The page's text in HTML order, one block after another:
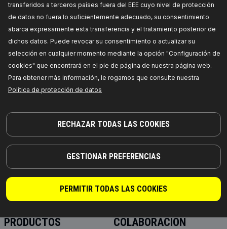
transferidos a terceros países fuera del EEE cuyo nivel de protección
de datos no fuera lo suficientemente adecuado, su consentimiento
abarca expresamente esta transferencia y el tratamiento posterior de
dichos datos. Puede revocar su consentimiento o actualizar su
selección en cualquier momento mediante la opción "Configuración de
cookies" que encontrará en el pie de página de nuestra página web.
Para obtener más información, le rogamos que consulte nuestra
Política de protección de datos
RECHAZAR TODAS LAS COOKIES
GESTIONAR PREFERENCIAS
PERMITIR TODAS LAS COOKIES
PRECIO PARA DISTRIBUIDORES
¡PIEZAS EN LAS QUE PUEDE CONFIAR!
© 2026 | RIDEX GMBH
JOSEF-ORLOPP-STRASSE 55
PRODUCTOS COLABORACIÓN